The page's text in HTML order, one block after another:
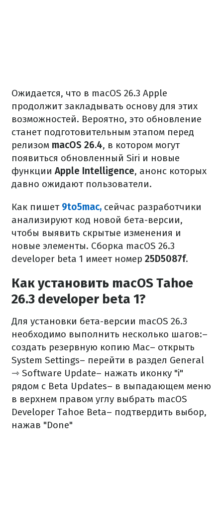
Ожидается, что в macOS 26.3 Apple
продолжит закладывать основу для этих
возможностей. Вероятно, это обновление
станет подготовительным этапом перед
релизом macOS 26.4, в котором могут
появиться обновленный Siri и новые
функции Apple Intelligence, анонс которых
давно ожидают пользователи.
Как пишет 9to5mac, сейчас разработчики
анализируют код новой бета-версии,
чтобы выявить скрытые изменения и
новые элементы. Сборка macOS 26.3
developer beta 1 имеет номер 25D5087f.
Как установить macOS Tahoe
26.3 developer beta 1?
Для установки бета-версии macOS 26.3
необходимо выполнить несколько шагов:–
создать резервную копию Mac– открыть
System Settings– перейти в раздел General
⇾ Software Update– нажать иконку "i"
рядом с Beta Updates– в выпадающем меню
в верхнем правом углу выбрать macOS
Developer Tahoe Beta– подтвердить выбор,
нажав "Done"